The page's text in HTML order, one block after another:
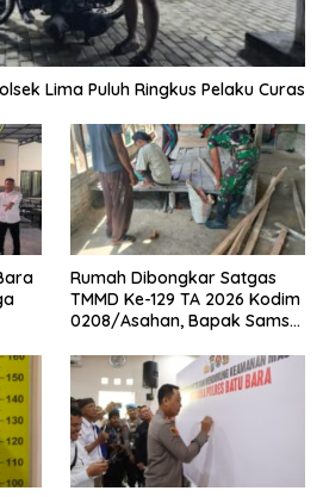
Lima Puluh Ringkus Pelaku Curas
Rumah Dibongkar Satgas
TMMD Ke-129 TA 2026 Kodim
0208/Asahan, Bapak Samsul
Miliki Rumah Layak Huni
Segera Terwujud